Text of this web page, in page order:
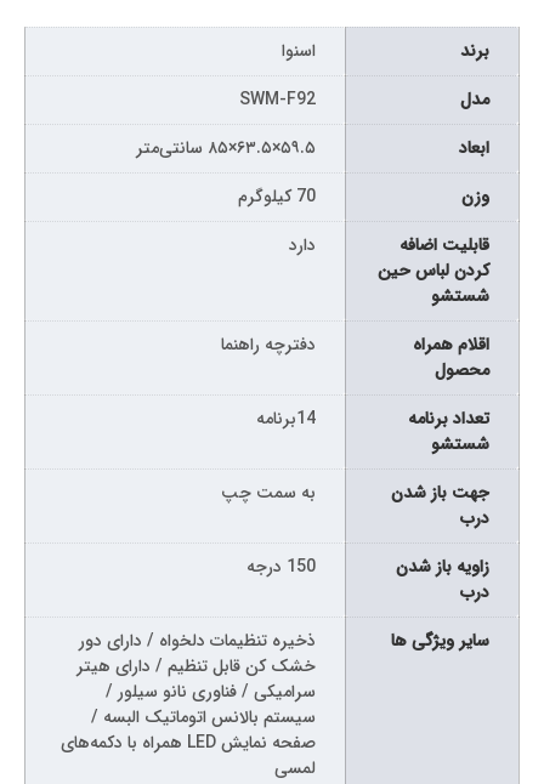
برند
اسنوا
مدل
SWM-F92
ابعاد
۵۹.۵×۶۳.۵×۸۵ سانتی‌متر
وزن
70 کیلوگرم
قابلیت اضافه
کردن لباس حین
شستشو
دارد
اقلام همراه
محصول
دفترچه راهنما
تعداد برنامه
شستشو
14برنامه
جهت باز شدن
درب
به سمت چپ
زاویه باز شدن
درب
150 درجه
سایر ویژگی ها
ذخیره تنظیمات دلخواه / دارای دور
خشک کن قابل تنظیم / دارای هیتر
سرامیکی / فناوری نانو سیلور /
سیستم بالانس اتوماتیک البسه /
صفحه نمایش LED همراه با دکمه‌های
لمسی